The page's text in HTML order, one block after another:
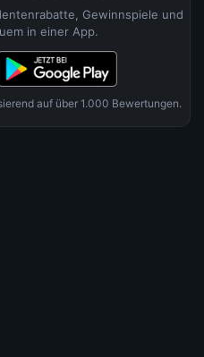
Gewinnspiele und
in einer App.
auf über 1.000 Bewertungen.